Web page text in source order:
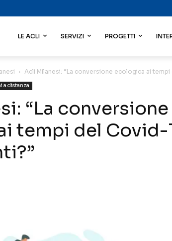
LE ACLI SERVIZI PROGETTI
Acli Milanesi: “La conversione ecologica ai
a distanza
“La conversione
tempi del Covid-